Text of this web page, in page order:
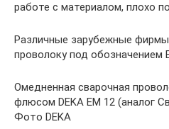
работе с материалом, плохо
Различные зарубежные
проволоку под обозначением
Омедненная сварочная
флюсом DEKA EM 12 (аналог
Фото DEKA